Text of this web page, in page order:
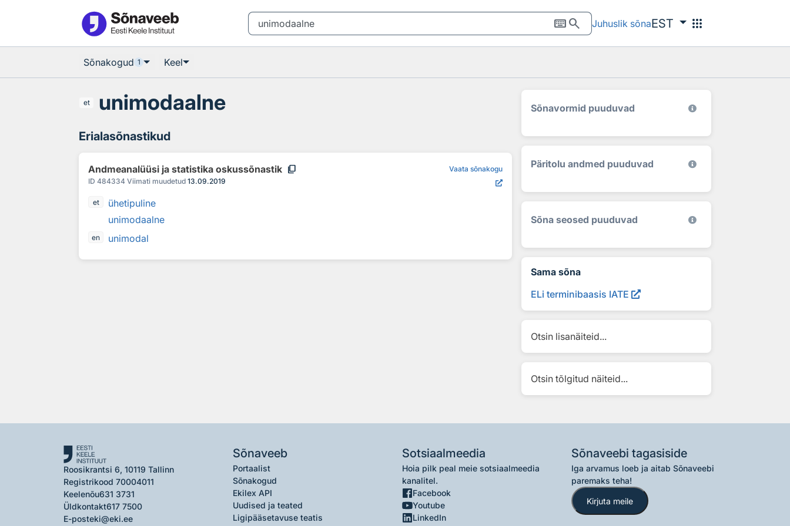
keyboardsearch Juhuslik sõnaEST apps
Sõnakogud 1 Keel
et unimodaalne
Erialasõnastikud
Andmeanalüüsi ja statistika oskussõnastik content_copy
ID 484334 Viimati muudetud 13.09.2019
Vaata sõnakogu
et
ühetipuline
unimodaalne
en unimodal
Sõnavormid puuduvad
Päritolu andmed puuduvad
Sõna seosed puuduvad
Sama sõna
ELi terminibaasis IATE
Otsin lisanäiteid...
Otsin tõlgitud näiteid...
Roosikrantsi 6, 10119 Tallinn
Registrikood 70004011
Keelenõu631 3731
Üldkontakt617 7500
E-posteki@eki.ee
Sõnaveeb
Portaalist
Sõnakogud
Ekilex API
Uudised ja teated
Ligipääsetavuse teatis
Sotsiaalmeedia
Hoia pilk peal meie sotsiaalmeedia
kanalitel.
Facebook
Youtube
LinkedIn
Sõnaveebi tagasiside
Iga arvamus loeb ja aitab Sõnaveebi
paremaks teha!
Kirjuta meile